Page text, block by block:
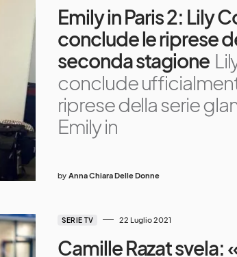
Emily in Paris 2: Lily
conclude le riprese
seconda stagione
conclude
riprese della serie
Emily in
by Anna Chiara Delle Donne
SERIE TV 22 Luglio 2021
Camille Razat svela: